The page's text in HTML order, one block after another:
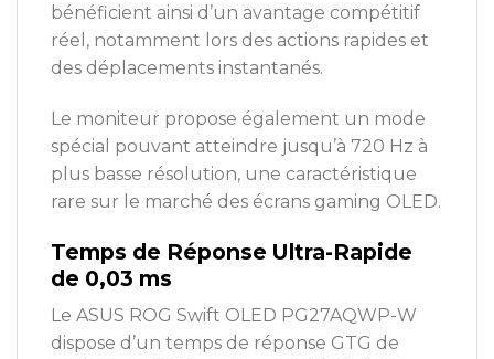
bénéficient ainsi d’un avantage compétitif
réel, notamment lors des actions rapides et
des déplacements instantanés.
Le moniteur propose également un mode
spécial pouvant atteindre jusqu’à 720 Hz à
plus basse résolution, une caractéristique
rare sur le marché des écrans gaming OLED.
Temps de Réponse Ultra-Rapide
de 0,03 ms
Le ASUS ROG Swift OLED PG27AQWP-W
dispose d’un temps de réponse GTG de